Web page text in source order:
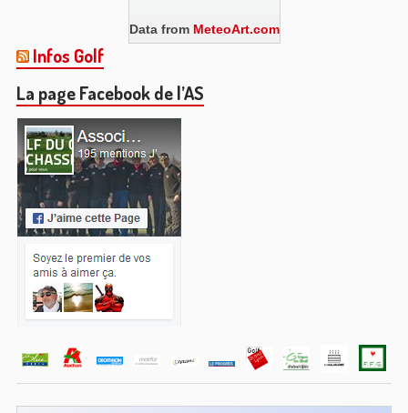
Data from MeteoArt.com
Infos Golf
La page Facebook de l’AS